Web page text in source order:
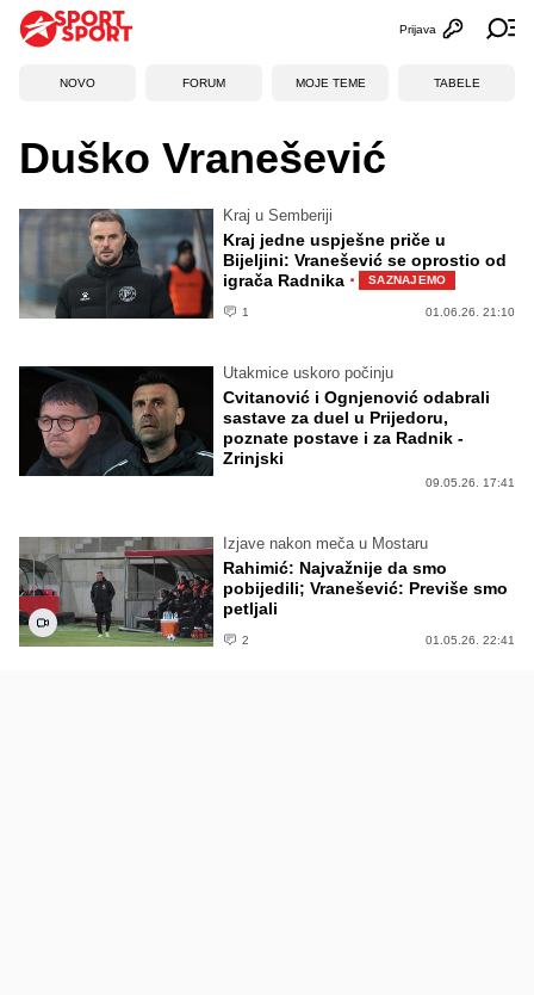
Otvori
Prijava
NOVO FORUM MOJE TEME TABELE
Duško Vranešević
Kraj u Semberiji
Kraj jedne uspješne priče u
Bijeljini: Vranešević se oprostio od
igrača Radnika · SAZNAJEMO
1 01.06.26. 21:10
Utakmice uskoro počinju
Cvitanović i Ognjenović odabrali
sastave za duel u Prijedoru,
poznate postave i za Radnik -
Zrinjski
09.05.26. 17:41
Izjave nakon meča u Mostaru
Rahimić: Najvažnije da smo
pobijedili; Vranešević: Previše smo
petljali
2 01.05.26. 22:41